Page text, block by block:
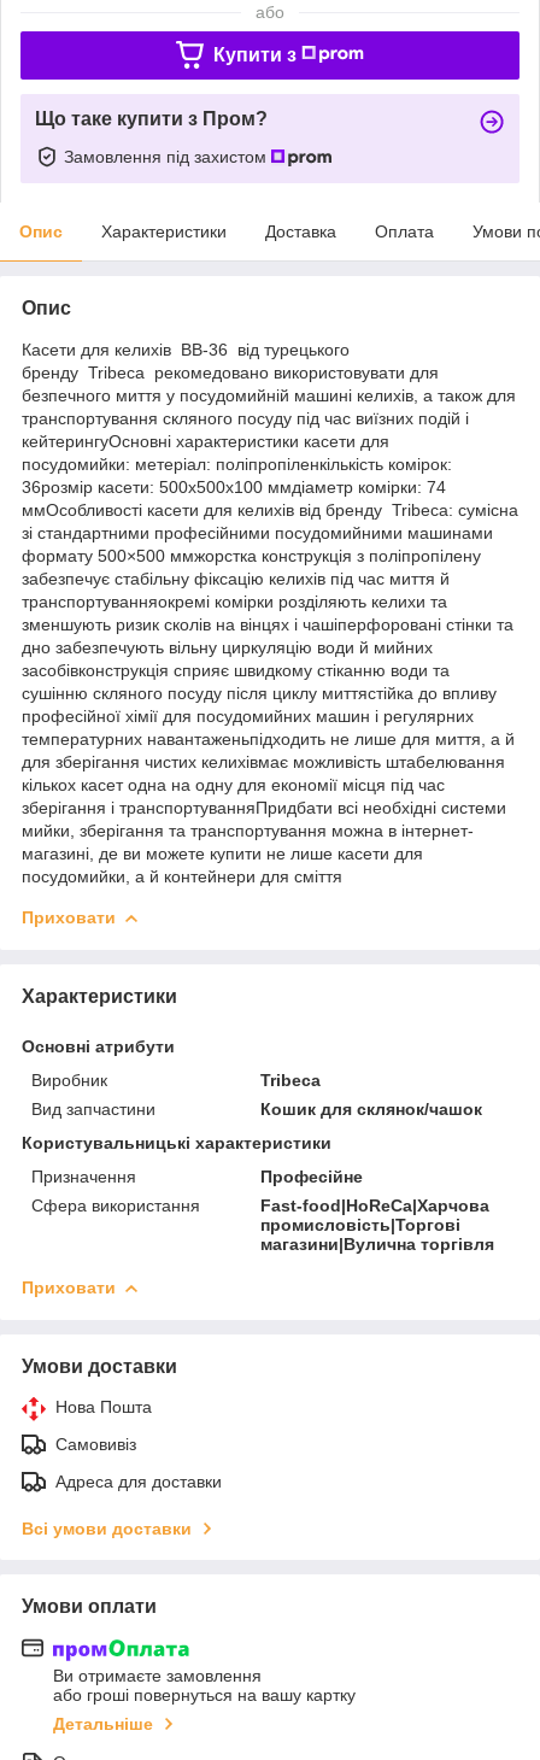
або
Купити з
Що таке купити з Пром?
Замовлення під захистом
Опис Характеристики Доставка Оплата Умови
Опис
Касети для келихів BB-36 від турецького
бренду Tribeca рекомедовано використовувати для
безпечного миття у посудомийній машині келихів, а також для
транспортування скляного посуду під час виїзних подій і
кейтерингуОсновні характеристики касети для
посудомийки: метеріал: поліпропіленкількість комірок:
36розмір касети: 500х500x100 ммдіаметр комірки: 74
ммОсобливості касети для келихів від бренду Tribeca: сумісна
зі стандартними професійними посудомийними машинами
формату 500×500 ммжорстка конструкція з поліпропілену
забезпечує стабільну фіксацію келихів під час миття й
транспортуванняокремі комірки розділяють келихи та
зменшують ризик сколів на вінцях і чашіперфоровані стінки та
дно забезпечують вільну циркуляцію води й мийних
засобівконструкція сприяє швидкому стіканню води та
сушінню скляного посуду після циклу миттястійка до впливу
професійної хімії для посудомийних машин і регулярних
температурних навантаженьпідходить не лише для миття, а й
для зберігання чистих келихівмає можливість штабелювання
кількох касет одна на одну для економії місця під час
зберігання і транспортуванняПридбати всі необхідні системи
мийки, зберігання та транспортування можна в інтернет-
магазині, де ви можете купити не лише касети для
посудомийки, а й контейнери для сміття
Приховати
Характеристики
Основні атрибути
Виробник
Tribeca
Вид запчастини
Кошик для склянок/чашок
Користувальницькі характеристики
Призначення
Професійне
Сфера використання
Fast-food|HoReCa|Харчова
промисловість|Торгові
магазини|Вулична торгівля
Приховати
Умови доставки
Нова Пошта
Самовивіз
Адреса для доставки
Всі умови доставки
Умови оплати
Ви отримаєте замовлення
або гроші повернуться на вашу картку
Детальніше